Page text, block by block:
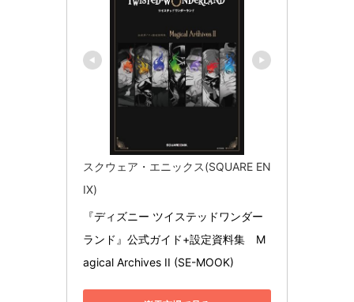
スクウェア・エニックス(SQUARE EN
IX)
『ディズニー ツイステッドワンダー
ランド』公式ガイド+設定資料集　M
agical Archives II (SE-MOOK)